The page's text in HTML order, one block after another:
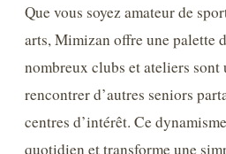
Que vous soyez amateur de
arts, Mimizan offre une palette
nombreux clubs et ateliers sont
rencontrer d’autres seniors
centres d’intérêt. Ce
quotidien et transforme une